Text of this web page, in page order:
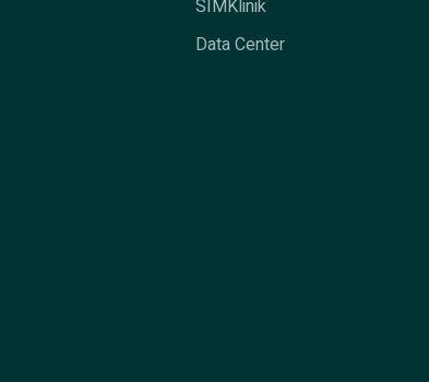
SIMKlinik
Data Center